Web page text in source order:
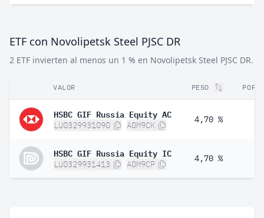
ETF con Novolipetsk Steel PJSC DR
2 ETF invierten al menos un 1 % en Novolipetsk Steel PJSC DR.
VALOR PESO
HSBC GIF Russia Equity AC
LU0329931090 A0M9CK
4,70 %
HSBC GIF Russia Equity IC
LU0329931413 A0M9CP
4,70 %